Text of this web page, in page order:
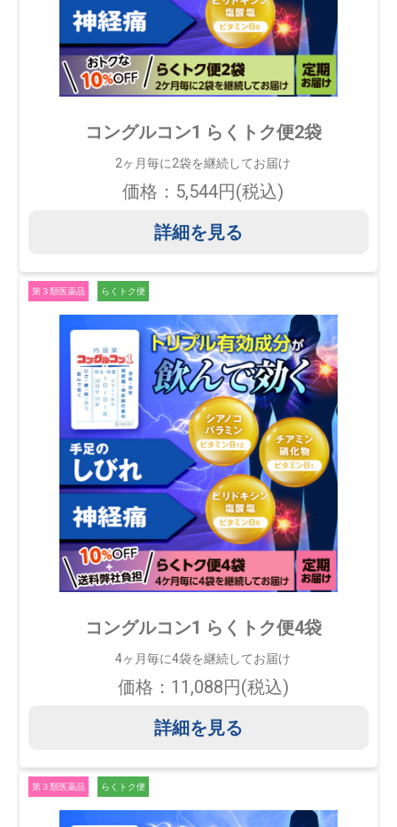
コングルコン1 らくトク便2袋
2ヶ月毎に2袋を継続してお届け
価格：5,544円(税込)
詳細を見る
第３類医薬品 らくトク便
コングルコン1 らくトク便4袋
4ヶ月毎に4袋を継続してお届け
価格：11,088円(税込)
詳細を見る
第３類医薬品 らくトク便